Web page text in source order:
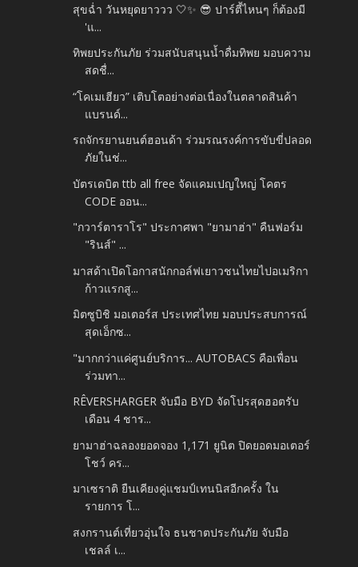
สุขฉ่ำ วันหยุดยาววว 🤍✨ 😎 ปาร์ตี้ไหนๆ ก็ต้องมี
'แ...
ทิพยประกันภัย ร่วมสนับสนุนน้ำดื่มทิพย มอบความ
สดชื่...
“โคเมเฮียว” เติบโตอย่างต่อเนื่องในตลาดสินค้า
แบรนด์...
รถจักรยานยนต์ฮอนด้า ร่วมรณรงค์การขับขี่ปลอด
ภัยในช่...
บัตรเดบิต ttb all free จัดแคมเปญใหญ่ โคตร
CODE ออน...
"กวาร์ตาราโร" ประกาศพา "ยามาฮ่า" คืนฟอร์ม
"รินส์" ...
มาสด้าเปิดโอกาสนักกอล์ฟเยาวชนไทยไปอเมริกา
ก้าวแรกสู...
มิตซูบิชิ มอเตอร์ส ประเทศไทย มอบประสบการณ์
สุดเอ็กซ...
"มากกว่าแค่ศูนย์บริการ... AUTOBACS คือเพื่อน
ร่วมทา...
RÊVERSHARGER จับมือ BYD จัดโปรสุดฮอตรับ
เดือน 4 ชาร...
ยามาฮ่าฉลองยอดจอง 1,171 ยูนิต ปิดยอดมอเตอร์
โชว์ คร...
มาเซราติ ยืนเคียงคู่แชมป์เทนนิสอีกครั้ง ใน
รายการ โ...
สงกรานต์เที่ยวอุ่นใจ ธนชาตประกันภัย จับมือ
เชลล์ เ...